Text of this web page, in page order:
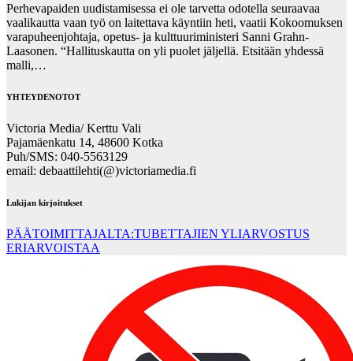
Perhevapaiden uudistamisessa ei ole tarvetta odotella seuraavaa
vaalikautta vaan työ on laitettava käyntiin heti, vaatii Kokoomuksen
varapuheenjohtaja, opetus- ja kulttuuriministeri Sanni Grahn-
Laasonen. “Hallituskautta on yli puolet jäljellä. Etsitään yhdessä
malli,…
YHTEYDENOTOT
Victoria Media/ Kerttu Vali
Pajamäenkatu 14, 48600 Kotka
Puh/SMS: 040-5563129
email: debaattilehti(@)victoriamedia.fi
Lukijan kirjoitukset
PÄÄTOIMITTAJALTA:TUBETTAJIEN YLIARVOSTUS
ERIARVOISTAA